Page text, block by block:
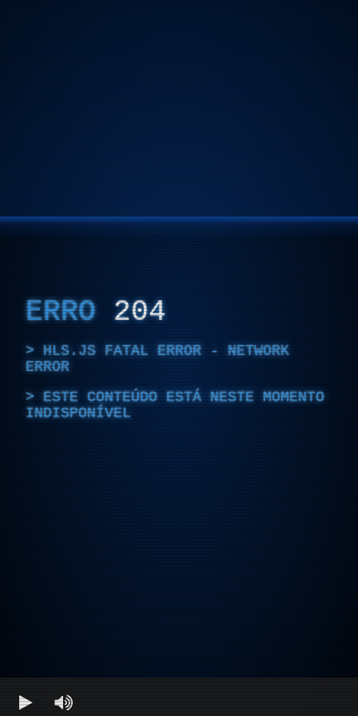
ERRO 204
HLS.JS FATAL ERROR - NETWORK
ERROR
ESTE CONTEÚDO ESTÁ NESTE MOMENTO
INDISPONÍVEL